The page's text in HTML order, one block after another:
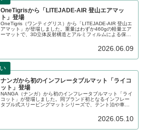
OneTigrisから「LITEJADE-AIR 登山エアマッ
ト」登場
OneTigris（ワンティグリス）から「LITEJADE-AIR 登山エ
アマット」が登場しました。重量はわずか460gの軽量エア
ーマットで、3D立体反射構造とアルミフィルムによる保温
性を示すR値は3.5で、優れた保温性能を発揮します。詳細
2026.06.09
ナンガから初のインフレータブルマット「ライコ
ット」登場
NANGA（ナンガ）から初のインフレータブルマット「ライ
コット」が登場しました。同ブランド初となるインフレー
タブル式スリーピングマットシリーズで、テント泊や車中
2026.05.10